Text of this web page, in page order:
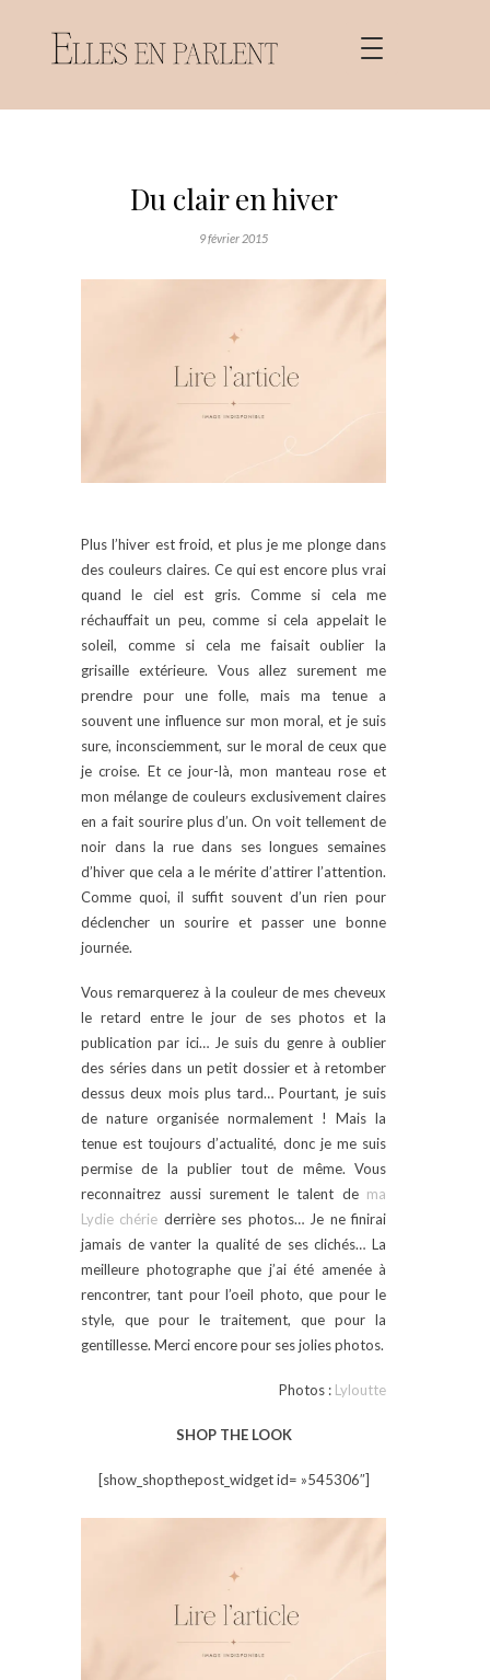
Du clair en hiver
9 février 2015
Plus l’hiver est froid, et plus je me plonge dans
des couleurs claires. Ce qui est encore plus vrai
quand le ciel est gris. Comme si cela me
réchauffait un peu, comme si cela appelait le
soleil, comme si cela me faisait oublier la
grisaille extérieure. Vous allez surement me
prendre pour une folle, mais ma tenue a
souvent une influence sur mon moral, et je suis
sure, inconsciemment, sur le moral de ceux que
je croise. Et ce jour-là, mon manteau rose et
mon mélange de couleurs exclusivement claires
en a fait sourire plus d’un. On voit tellement de
noir dans la rue dans ses longues semaines
d’hiver que cela a le mérite d’attirer l’attention.
Comme quoi, il suffit souvent d’un rien pour
déclencher un sourire et passer une bonne
journée.
Vous remarquerez à la couleur de mes cheveux
le retard entre le jour de ses photos et la
publication par ici… Je suis du genre à oublier
des séries dans un petit dossier et à retomber
dessus deux mois plus tard… Pourtant, je suis
de nature organisée normalement ! Mais la
tenue est toujours d’actualité, donc je me suis
permise de la publier tout de même. Vous
reconnaitrez aussi surement le talent de ma
Lydie chérie derrière ses photos… Je ne finirai
jamais de vanter la qualité de ses clichés… La
meilleure photographe que j’ai été amenée à
rencontrer, tant pour l’oeil photo, que pour le
style, que pour le traitement, que pour la
gentillesse. Merci encore pour ses jolies photos.
Photos : Lyloutte
SHOP THE LOOK
[show_shopthepost_widget id= »545306″]